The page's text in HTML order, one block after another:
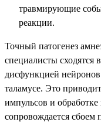
травмирующие
реакции.
Точный патогенез
специалисты сходятся
дисфункцией
таламусе. Это
импульсов и
сопровождается сбоем